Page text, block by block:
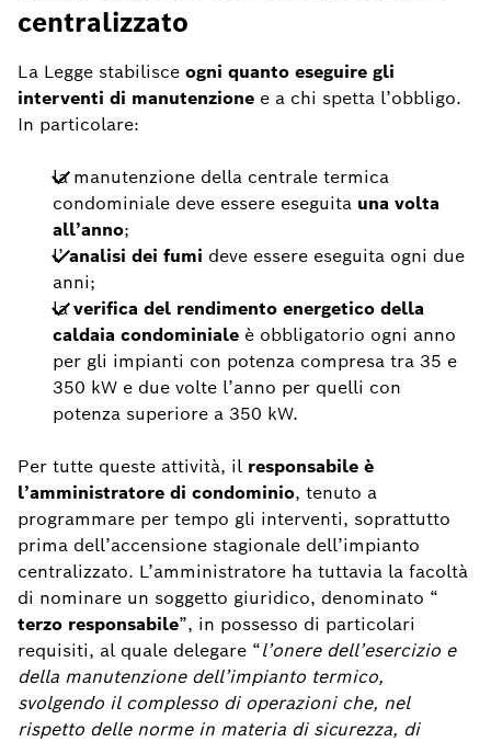
centralizzato
La Legge stabilisce ogni quanto eseguire gli
interventi di manutenzione e a chi spetta l’obbligo.
In particolare:
la manutenzione della centrale termica
condominiale deve essere eseguita una volta
all’anno;
l’analisi dei fumi deve essere eseguita ogni due
anni;
laverifica del rendimento energetico della
caldaia condominiale è obbligatorio ogni anno
per gli impianti con potenza compresa tra 35 e
350 kW e due volte l’anno per quelli con
potenza superiore a 350 kW.
Per tutte queste attività, il responsabile è
l’amministratore di condominio, tenuto a
programmare per tempo gli interventi, soprattutto
prima dell’accensione stagionale dell’impianto
centralizzato. L’amministratore ha tuttavia la facoltà
di nominare un soggetto giuridico, denominato “
terzo responsabile”, in possesso di particolari
requisiti, al quale delegare “l’onere dell’esercizio e
della manutenzione dell’impianto termico,
svolgendo il complesso di operazioni che, nel
rispetto delle norme in materia di sicurezza, di